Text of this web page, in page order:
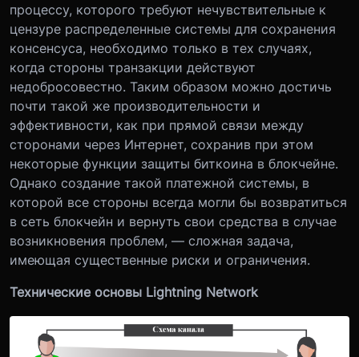
процессу, которого требуют нечувствительные к
цензуре распределенные системы для сохранения
консенсуса, необходимо только в тех случаях,
когда стороны транзакции действуют
недобросовестно. Таким образом можно достичь
почти такой же производительности и
эффективности, как при прямой связи между
сторонами через Интернет, сохранив при этом
некоторые функции защиты биткоина в блокчейне.
Однако создание такой платежной системы, в
которой все стороны всегда могли бы возвратиться
в сеть блокчейн и вернуть свои средства в случае
возникновения проблем, — сложная задача,
имеющая существенные риски и ограничения.
Технические основы Lightning Network